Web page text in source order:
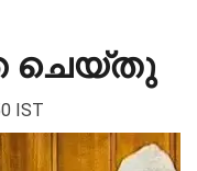
ചെയ്തു
IST